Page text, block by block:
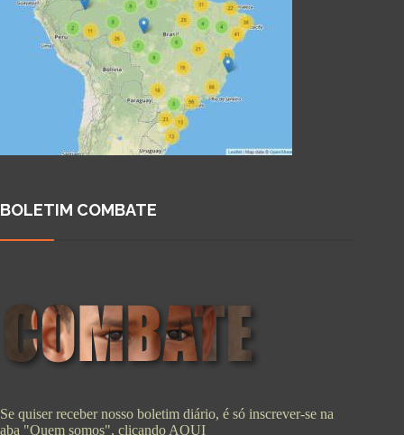
BOLETIM COMBATE
Se quiser receber nosso boletim diário, é só inscrever-se na
aba "Quem somos", clicando AQUI